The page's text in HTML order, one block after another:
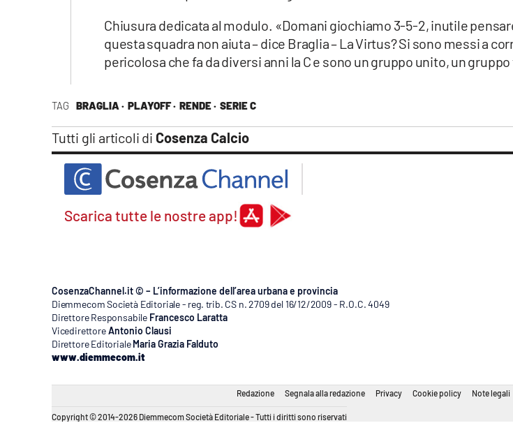
TAG BRAGLIA · PLAYOFF · RENDE · SERIE C
Tutti gli articoli di Cosenza Calcio
Chiusura dedicata al modulo. «Domani giochiamo 3-5-2, inutile
questa squadra non aiuta – dice Braglia – La Virtus? Si sono messi a
pericolosa che fa da diversi anni la C e sono un gruppo unito, un
Scarica tutte le nostre app!
CosenzaChannel.it © – L’informazione dell’area urbana e provincia
Diemmecom Società Editoriale - reg. trib. CS n. 2709 del 16/12/2009 - R.O.C. 4049
Direttore Responsabile Francesco Laratta
VicedirettoreAntonio Clausi
Direttore Editoriale Maria Grazia Falduto
www.diemmecom.it
Redazione Segnala alla redazione Privacy Cookie policy Note legali
Copyright © 2014-2026 Diemmecom Società Editoriale - Tutti i diritti sono riservati